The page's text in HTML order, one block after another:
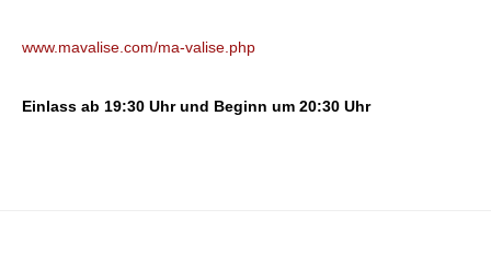
www.mavalise.com/ma-valise.php
Einlass ab 19:30 Uhr und Beginn um 20:30 Uhr